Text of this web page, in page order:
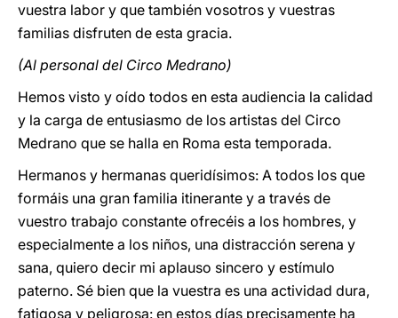
vuestra labor y que también vosotros y vuestras
familias disfruten de esta gracia.
(Al personal del Circo Medrano)
Hemos visto y oído todos en esta audiencia la calidad
y la carga de entusiasmo de los artistas del Circo
Medrano que se halla en Roma esta temporada.
Hermanos y hermanas queridísimos: A todos los que
formáis una gran familia itinerante y a través de
vuestro trabajo constante ofrecéis a los hombres, y
especialmente a los niños, una distracción serena y
sana, quiero decir mi aplauso sincero y estímulo
paterno. Sé bien que la vuestra es una actividad dura,
fatigosa y peligrosa: en estos días precisamente ha